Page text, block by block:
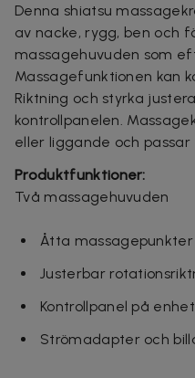
Denna shiatsu
av nacke, rygg, ben och
massagehuvuden som
Massagefunktionen kan
Riktning och styrka
kontrollpanelen.
eller liggande och
Produktfunktioner:
Två massagehuvuden
Åtta
Justerbar
Kontrollpanel på
Strömadapter och